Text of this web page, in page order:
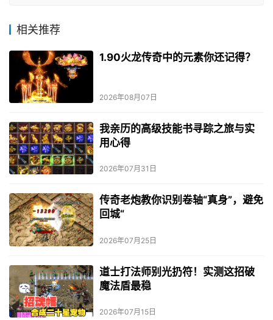
相关推荐
1.90火龙传奇中的元素你还记得？
2026年08月07日
我亲历的高级技能书寻踪之旅与实
用心得
2026年07月31日
传奇老炮教你识别卷轴“真身”，避免
回城“
2026年07月25日
道士打法师别光扔符！实测这招破
魔法盾最稳
2026年07月15日